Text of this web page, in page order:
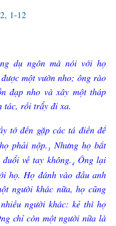
1-12
dụ ngôn mà nói với họ
một vườn nho; ông rào
đạp nho và xây một tháp
tác, rồi trẩy đi xa.
tớ đến gặp các tá điền để
phải nộp. 3Nhưng họ bắt
về tay không.4Ông lại
họ. Họ đánh vào đầu anh
người khác nữa, họ cũng
người khác: kẻ thì họ
chỉ còn một người nữa là